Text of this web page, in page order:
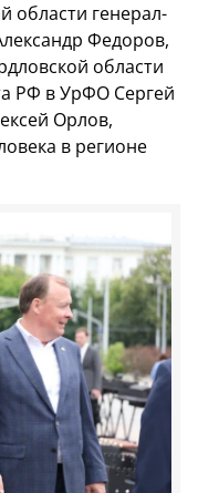
области генерал-
Федоров,
области
РФ в УрФО Сергей
Орлов,
в регионе